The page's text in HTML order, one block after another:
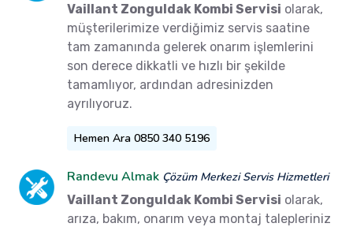
Vaillant Zonguldak Kombi Servisi olarak,
müşterilerimize verdiğimiz servis saatine
tam zamanında gelerek onarım işlemlerini
son derece dikkatli ve hızlı bir şekilde
tamamlıyor, ardından adresinizden
ayrılıyoruz.
Hemen Ara 0850 340 5196
Randevu Almak Çözüm Merkezi Servis Hizmetleri
Vaillant Zonguldak Kombi Servisi olarak,
arıza, bakım, onarım veya montaj talepleriniz